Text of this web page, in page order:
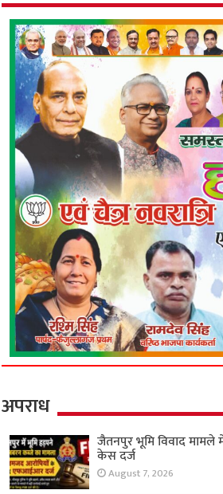
अपराध
जैतनपुर भूमि विवाद
केस दर्ज
August 7, 2026